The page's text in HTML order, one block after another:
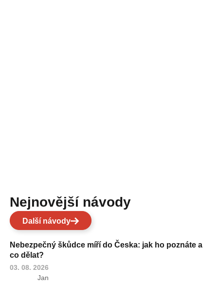
Nejnovější návody
Další návody
Nebezpečný škůdce míří do Česka: jak ho poznáte a
co dělat?
03. 08. 2026
Jan